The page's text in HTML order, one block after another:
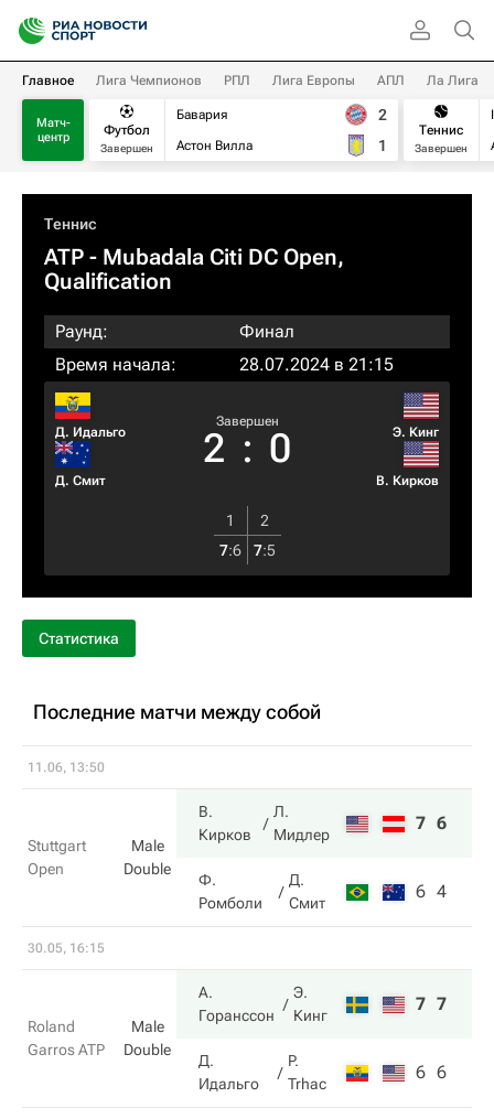
Главное Лига Чемпионов РПЛ Лига Европы АПЛ Ла Лига
Матч-
центр
Футбол
Завершен
Бавария
Астон Вилла
2
1
Теннис
Завершен
Теннис
ATP - Mubadala Citi DC Open,
Qualification
Раунд:
Финал
Время начала:
28.07.2024 в 21:15
Д. Идальго
Д. Смит
Завершен
2 : 0 Э. Кинг
В. Кирков
1
2
7:6 7:5
Статистика
Последние матчи между собой
11.06, 13:50
Stuttgart
Open
Male
Double
В.
Кирков
Л.
Мидлер
7 6
Ф.
Ромболи
Д.
Смит
6 4
30.05, 16:15
Roland
Garros ATP
Male
Double
А.
Горанссон
Э.
Кинг
7 7
Д.
Идальго
P.
Trhac
6 6